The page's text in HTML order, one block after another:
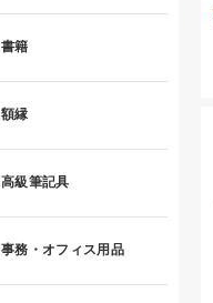
書籍
額縁
高級筆記具
事務・オフィス用品